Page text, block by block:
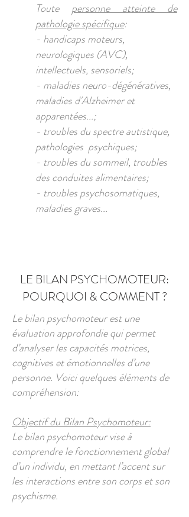
Toute personne atteinte de
pathologie spécifique:
- handicaps moteurs,
neurologiques (AVC),
intellectuels, sensoriels;
- maladies neuro-dégénératives,
maladies d'Alzheimer et
apparentées...;
- troubles du spectre autistique,
pathologies psychiques;
- troubles du sommeil, troubles
des conduites alimentaires;
- troubles psychosomatiques,
maladies graves...
LE BILAN PSYCHOMOTEUR:
POURQUOI & COMMENT ?
Le bilan psychomoteur est une
évaluation approfondie qui permet
d’analyser les capacités motrices,
cognitives et émotionnelles d’une
personne. Voici quelques éléments de
compréhension:
Objectif du Bilan Psychomoteur:
Le bilan psychomoteur vise à
comprendre le fonctionnement global
d’un individu, en mettant l’accent sur
les interactions entre son corps et son
psychisme.